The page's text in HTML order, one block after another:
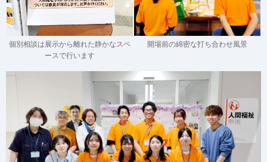
個別相談は展示から離れた静かなスペ
ースで行います
開場前の綿密な打ち合わせ風景